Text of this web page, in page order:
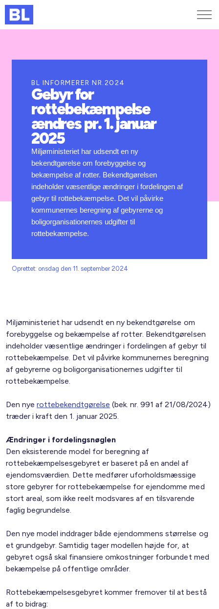
Kurser og arrangementer
Jobportalen
BL INFORMERER NR.2024
Gebyr for
rottebekæmpelse
ændres pr. 1. januar
2025
Miljøministeriet har udsendt en ny
bekendtgørelse om forebyggelse og
bekæmpelse af rotter. Bekendtgørelsen
indeholder væsentlige ændringer i fordelingen af
gebyr til rottebekæmpelse. Det vil påvirke
kommunernes beregning af gebyrerne og
boligorganisationernes udgifter til
rottebekæmpelse.
Oprettet: onsdag den 11. september 2024
Miljøministeriet har udsendt en ny bekendtgørelse om
forebyggelse og bekæmpelse af rotter. Bekendtgørelsen
indeholder væsentlige ændringer i fordelingen af gebyr til
rottebekæmpelse. Det vil påvirke kommunernes beregning
af gebyrerne og boligorganisationernes udgifter til
rottebekæmpelse.
Den nyerottebekendtgørelse (bek. nr. 991 af 21/08/2024)
træder i kraft den 1. januar 2025.
Ændringer i fordelingsnøglen
Den eksisterende model for beregning af
rottebekæmpelsesgebyret er baseret på en andel af
ejendomsværdien. Dette medfører uforholdsmæssige
store gebyrer for rottebekæmpelse for ejendomme med
stort areal, som ikke reelt modsvares af en tilsvarende
faglig begrundelse.
Den nye model inddrager både ejendommens størrelse og
et grundgebyr. Samtidig tager modellen højde for, at
gebyret også skal finansiere omkostninger forbundet med
bekæmpelse på offentlige områder.
Rottebekæmpelsesgebyret kommer fremover til at bestå
af to bidrag: